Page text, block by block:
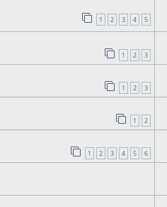
1 2 3 4 5
1 2 3
1 2 3
1 2
1 2 3 4 5 6